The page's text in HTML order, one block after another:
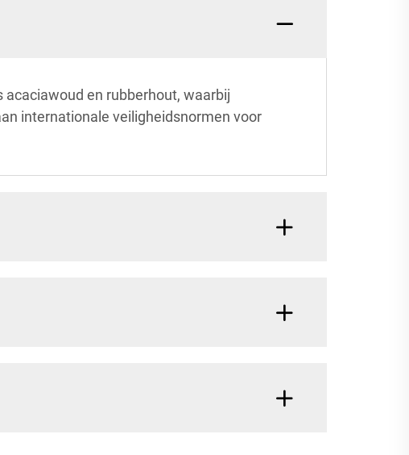
acaciawoud en rubberhout, waarbij
internationale veiligheidsnormen voor